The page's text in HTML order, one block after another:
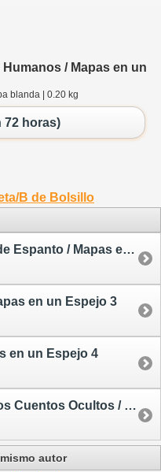
/ Mapas en un
blanda | 0.20 kg
72 horas)
B de Bolsillo
El Ahorcado - Cuentos de Espanto / Mapas en un Espejo 1
en un Espejo 3
en un Espejo 4
Canciones Perdidas - Los Cuentos Ocultos / Mapas en un Espejo 5
autor